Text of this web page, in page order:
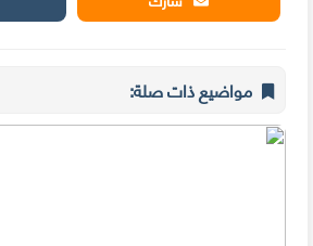
مواضيع ذات صلة: